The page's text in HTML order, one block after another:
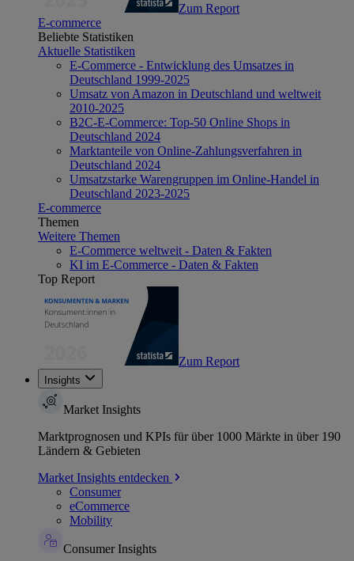
Zum Report
E-commerce
Beliebte Statistiken
Aktuelle Statistiken
E-Commerce - Entwicklung des Umsatzes in
Deutschland 1999-2025
Umsatz von Amazon in Deutschland und weltweit
2010-2025
B2C-E-Commerce: Top-50 Online Shops in
Deutschland 2024
Marktanteile von Online-Zahlungsverfahren in
Deutschland 2024
Umsatzstarke Warengruppen im Online-Handel in
Deutschland 2023-2025
E-commerce
Themen
Weitere Themen
E-Commerce weltweit - Daten & Fakten
KI im E-Commerce - Daten & Fakten
Top Report
Zum Report
Insights
Market Insights
Marktprognosen und KPIs für über 1000 Märkte in über 190
Ländern & Gebieten
Market Insights entdecken
Consumer
eCommerce
Mobility
Consumer Insights